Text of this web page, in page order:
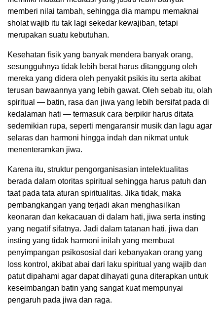
memberi nilai tambah, sehingga dia mampu memaknai
sholat wajib itu tak lagi sekedar kewajiban, tetapi
merupakan suatu kebutuhan.
Kesehatan fisik yang banyak mendera banyak orang,
sesungguhnya tidak lebih berat harus ditanggung oleh
mereka yang didera oleh penyakit psikis itu serta akibat
terusan bawaannya yang lebih gawat. Oleh sebab itu, olah
spiritual — batin, rasa dan jiwa yang lebih bersifat pada di
kedalaman hati — termasuk cara berpikir harus ditata
sedemikian rupa, seperti mengaransir musik dan lagu agar
selaras dan harmoni hingga indah dan nikmat untuk
menenteramkan jiwa.
Karena itu, struktur pengorganisasian intelektualitas
berada dalam otoritas spiritual sehingga harus patuh dan
taat pada tata aturan spiritualitas. Jika tidak, maka
pembangkangan yang terjadi akan menghasilkan
keonaran dan kekacauan di dalam hati, jiwa serta insting
yang negatif sifatnya. Jadi dalam tatanan hati, jiwa dan
insting yang tidak harmoni inilah yang membuat
penyimpangan psikososial dari kebanyakan orang yang
loss kontrol, akibat abai dari laku spiritual yang wajib dan
patut dipahami agar dapat dihayati guna diterapkan untuk
keseimbangan batin yang sangat kuat mempunyai
pengaruh pada jiwa dan raga.